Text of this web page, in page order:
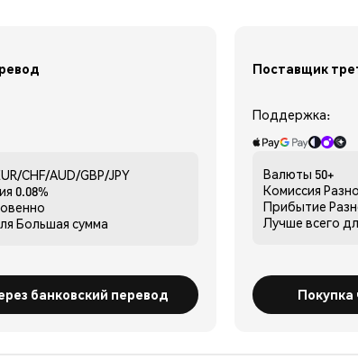
CHF/AUD/GBP/JPY
0.08%
Большая сумма
банковский перевод
Поставщик
Поддержка:
Валюты 50+
Комиссия
Прибытие
Лучше всего
Покупка